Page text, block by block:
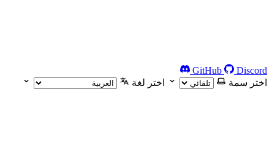
GitHub
Discord
اختر سمة
اختر لغة